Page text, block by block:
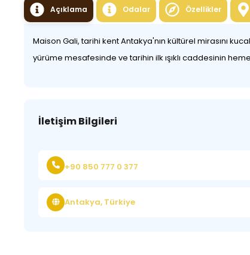
Açıklama Odalar Özellikler
Maison Gali, tarihi kent Antakya'nın kültürel mirasını
yürüme mesafesinde ve tarihin ilk ışıklı caddesinin
İletişim Bilgileri
+90 850 777 0 377
Antakya, Türkiye